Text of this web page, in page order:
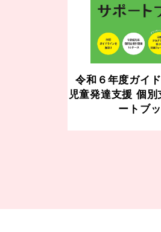
令和６年度ガイ
児童発達支援 個
ートブ